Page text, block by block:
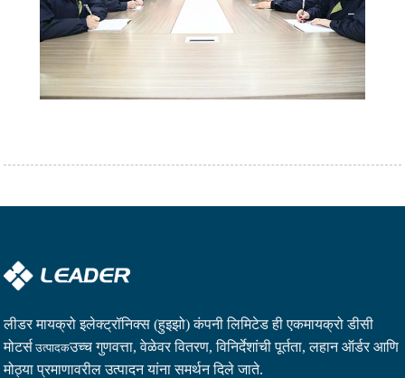
लीडर मायक्रो इलेक्ट्रॉनिक्स (हुइझो) कंपनी लिमिटेड ही एकमायक्रो डीसी
मोटर्स उत्पादकउच्च गुणवत्ता, वेळेवर वितरण, विनिर्देशांची पूर्तता, लहान ऑर्डर आणि
मोठ्या प्रमाणावरील उत्पादन यांना समर्थन दिले जाते.